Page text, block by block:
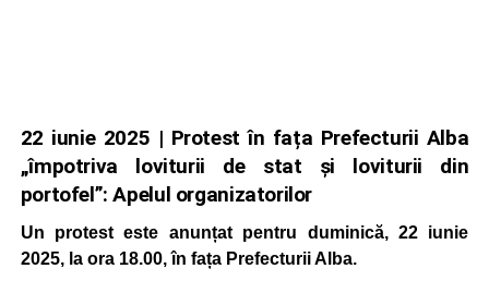
22 iunie 2025 | Protest în fața Prefecturii Alba
„împotriva loviturii de stat și loviturii din
portofel”: Apelul organizatorilor
Un protest este anunțat pentru duminică, 22 iunie
2025, la ora 18.00, în fața Prefecturii Alba.